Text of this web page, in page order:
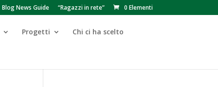
Blog News Guide “Ragazzi in rete” 0 Elementi
Progetti Chi ci ha scelto